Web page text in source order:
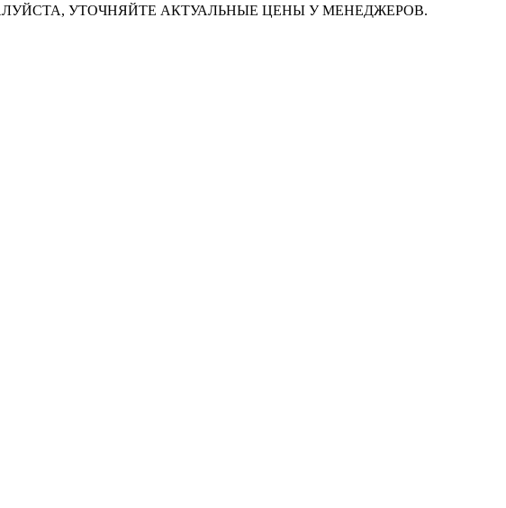
УТОЧНЯЙТЕ АКТУАЛЬНЫЕ ЦЕНЫ У МЕНЕДЖЕРОВ.